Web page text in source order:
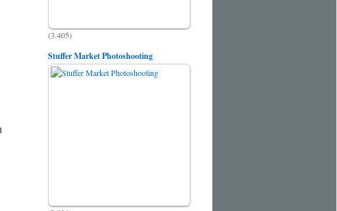
(3.405)
Stuffer Market Photoshooting